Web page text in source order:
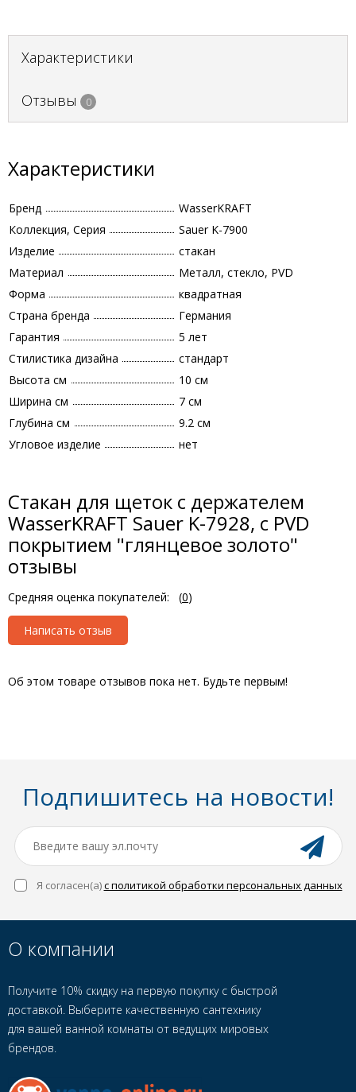
Характеристики
Отзывы 0
Характеристики
Бренд
WasserKRAFT
Коллекция, Серия
Sauer K-7900
Изделие
стакан
Материал
Металл, стекло, PVD
Форма
квадратная
Страна бренда
Германия
Гарантия
5 лет
Стилистика дизайна
стандарт
Высота см
10 см
Ширина см
7 см
Глубина см
9.2 см
Угловое изделие
нет
Стакан для щеток с держателем
WasserKRAFT Sauer K-7928, с PVD
покрытием "глянцевое золото"
отзывы
Средняя оценка покупателей: (0)
Написать отзыв
Об этом товаре отзывов пока нет. Будьте первым!
Подпишитесь на новости!
Я согласен(a)с политикой обработки персональных данных
О компании
Получите 10% скидку на первую покупку с быстрой
доставкой. Выберите качественную сантехнику
для вашей ванной комнаты от ведущих мировых
брендов.